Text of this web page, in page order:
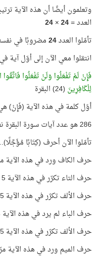
العدد =24
×
24
تأمّلوا العدد24مضروبًا في
انتقلوا معي الآن إلى أوّل آية
فَإِنْ لَمْ تَفْعَلُوا وَلَنْ تَفْعَلُوا
لِلْكَافِرِينَ (24) البقرة
أوّل كلمة في هذه الآية (فَإِنْ) هي الكلمة رقم 286
286 هو عدد آيات سورة البقرة نفسها!
تأمّلوا الآن أحرف (كِتَابًا مُؤَجَّلًا)..
حرف الكاف ورد في هذه الآية
حرف التاء تكرّر في هذه الآية 5 مرّات.
حرف الألف تكرّر في هذه الآية 15 مرّة.
حرف الباء لم يرد في هذه الآية
حرف الألف تكرّر في هذه الآية 15 مرّة.
حرف الميم ورد في هذه الآية